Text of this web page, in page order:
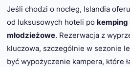
Jeśli chodzi o nocleg, Islandia
od luksusowych hoteli po kemping
młodzieżowe. Rezerwacja z
kluczowa, szczególnie w sezonie
być wypożyczenie kampera, które